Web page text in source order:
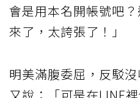
會是用本名開帳號吧
來了，太誇張了！」
明美滿腹委屈，反駁